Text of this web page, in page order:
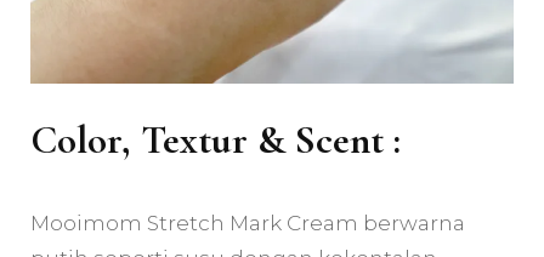
Color, Textur & Scent :
Mooimom Stretch Mark Cream berwarna